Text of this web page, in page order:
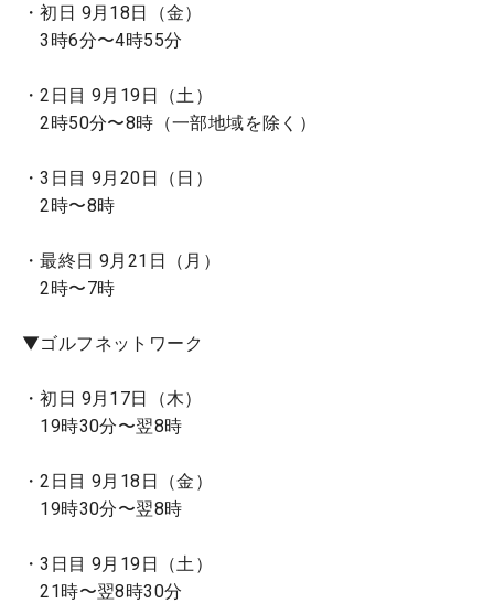
・初日 9月18日（金）
3時6分〜4時55分
・2日目 9月19日（土）
2時50分〜8時（一部地域を除く）
・3日目 9月20日（日）
2時〜8時
・最終日 9月21日（月）
2時〜7時
▼ゴルフネットワーク
・初日 9月17日（木）
19時30分〜翌8時
・2日目 9月18日（金）
19時30分〜翌8時
・3日目 9月19日（土）
21時〜翌8時30分